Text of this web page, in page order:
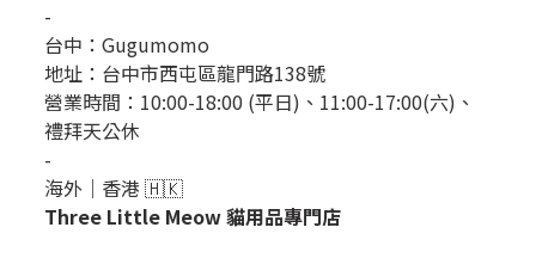
-
台中： Gugumomo
地址： 台中市西屯區龍門路138號
營業時間：10:00-18:00 (平日)、11:00-17:00(六)、
禮拜天公休
-
海外｜香港 🇭🇰
Three Little Meow 貓用品專門店